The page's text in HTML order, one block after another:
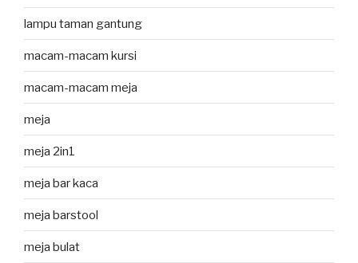
lampu taman gantung
macam-macam kursi
macam-macam meja
meja
meja 2in1
meja bar kaca
meja barstool
meja bulat